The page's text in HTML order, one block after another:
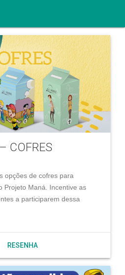
COFRES
opções de cofres para
Projeto Maná. Incentive as
a participarem dessa
RESENHA